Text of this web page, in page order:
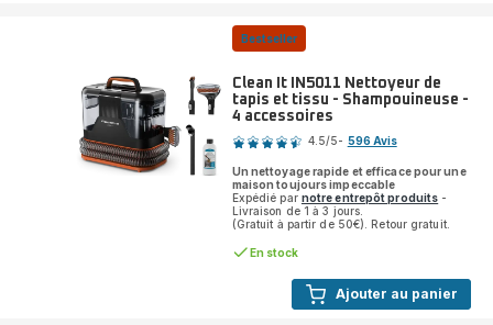
Ajouter au panier
Bestseller
Clean It IN5011 Nettoyeur de
tapis et tissu - Shampouineuse -
4 accessoires
Note
4.5/5- 596 Avis
Un nettoyage rapide et efficace pour une
maison toujours impeccable
Expédié par notre entrepôt produits -
Livraison de 1 à 3 jours.
(Gratuit à partir de 50€). Retour gratuit.
En stock